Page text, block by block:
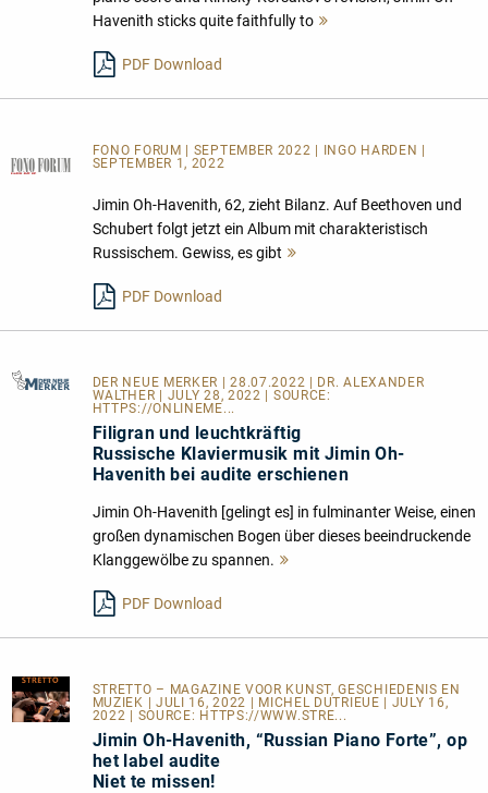
Havenith sticks quite faithfully to
PDF Download
FONO FORUM | SEPTEMBER 2022 | INGO HARDEN |
SEPTEMBER 1, 2022
Jimin Oh-Havenith, 62, zieht Bilanz. Auf Beethoven und
Schubert folgt jetzt ein Album mit charakteristisch
Russischem. Gewiss, es gibt
PDF Download
DER NEUE MERKER
| 28.07.2022 | DR. ALEXANDER
WALTHER | JULY 28, 2022 | SOURCE:
HTTPS://ONLINEME...
Filigran und leuchtkräftig
Russische Klaviermusik mit Jimin Oh-
Havenith bei audite erschienen
Jimin Oh-Havenith [gelingt es] in fulminanter Weise, einen
großen dynamischen Bogen über dieses beeindruckende
Klanggewölbe zu spannen.
PDF Download
STRETTO – MAGAZINE VOOR KUNST, GESCHIEDENIS EN
MUZIEK | JULI 16, 2022 | MICHEL DUTRIEUE | JULY 16,
2022 | SOURCE: HTTPS://WWW.STRE...
Jimin Oh-Havenith, “Russian Piano Forte”, op
het label audite
Niet te missen!